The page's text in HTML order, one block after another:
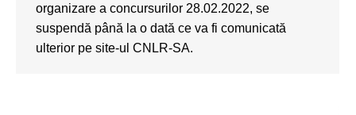
organizare a concursurilor 28.02.2022, se
suspendă până la o dată ce va fi comunicată
ulterior pe site-ul CNLR-SA.